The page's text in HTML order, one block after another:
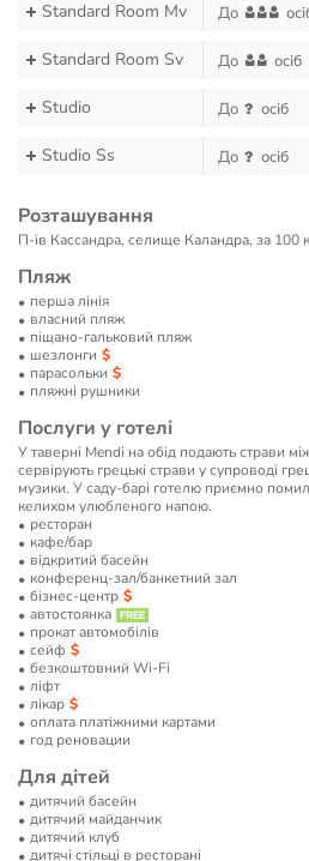
Standard Room Mv До
Standard Room Sv До осіб
Studio До осіб
Studio Ss До осіб
Розташування
П-ів Кассандра, селище Каландра, за 100
Пляж
перша лінія
власний пляж
піщано-гальковий пляж
шезлонги
парасольки
пляжні рушники
Послуги у готелі
У таверні Mendi на обід подають страви
сервірують грецькі страви у супроводі
музики. У саду-барі готелю приємно
келихом улюбленого напою.
ресторан
кафе/бар
відкритий басейн
конференц-зал/банкетний зал
бізнес-центр
автостоянка
прокат автомобілів
сейф
безкоштовний Wi-Fi
ліфт
лікар
оплата платіжними картами
год реновации
Для дітей
дитячий басейн
дитячий майданчик
дитячий клуб
дитячі стільці в ресторані